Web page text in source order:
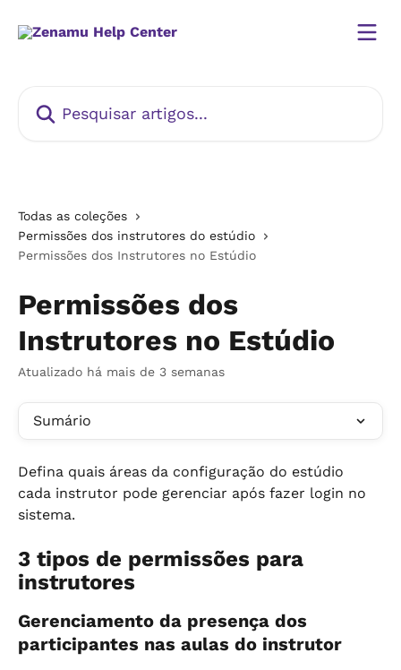
Todas as coleções
Permissões dos instrutores do estúdio
Permissões dos Instrutores no Estúdio
Permissões dos
Instrutores no Estúdio
Atualizado há mais de 3 semanas
Sumário
Defina quais áreas da configuração do estúdio
cada instrutor pode gerenciar após fazer login no
sistema.
3 tipos de permissões para
instrutores
Gerenciamento da presença dos
participantes nas aulas do instrutor